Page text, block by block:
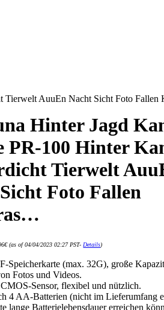
Tierwelt AuuEn Nacht Sicht Foto Fallen
Hinter Jagd
PR-100 Hinter
Tierwelt
Foto Fallen
€(as of 04/04/2023 02:27 PST-Details)
Speicherkarte (max. 32G), große
Fotos und Videos.
Sensor, flexibel und nützlich.
4 AA-Batterien (nicht im Lieferumfang
lange Batterielebensdauer erreichen